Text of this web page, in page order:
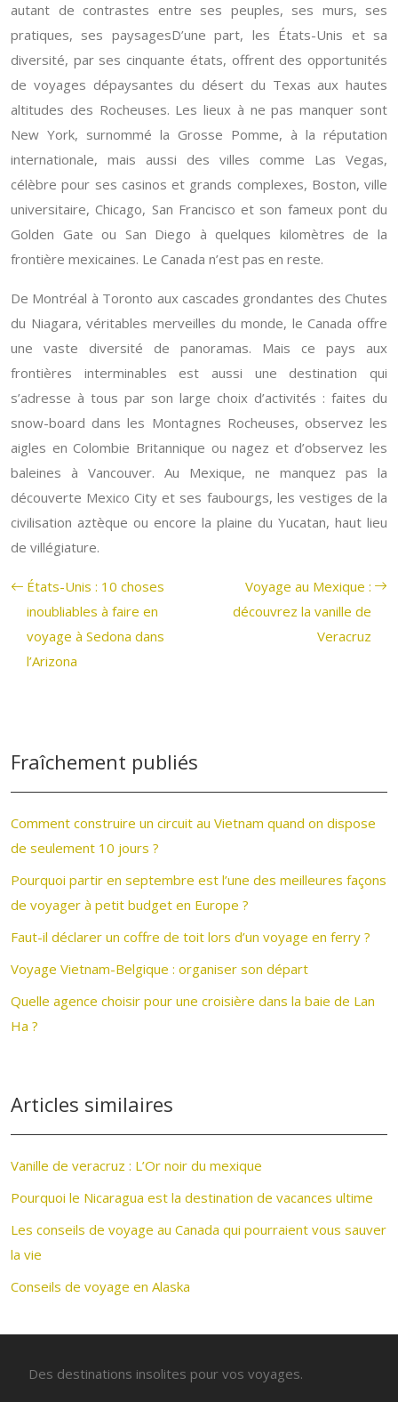
autant de contrastes entre ses peuples, ses murs, ses
pratiques, ses paysagesD’une part, les États-Unis et sa
diversité, par ses cinquante états, offrent des opportunités
de voyages dépaysantes du désert du Texas aux hautes
altitudes des Rocheuses. Les lieux à ne pas manquer sont
New York, surnommé la Grosse Pomme, à la réputation
internationale, mais aussi des villes comme Las Vegas,
célèbre pour ses casinos et grands complexes, Boston, ville
universitaire, Chicago, San Francisco et son fameux pont du
Golden Gate ou San Diego à quelques kilomètres de la
frontière mexicaines. Le Canada n’est pas en reste.
De Montréal à Toronto aux cascades grondantes des Chutes
du Niagara, véritables merveilles du monde, le Canada offre
une vaste diversité de panoramas. Mais ce pays aux
frontières interminables est aussi une destination qui
s’adresse à tous par son large choix d’activités : faites du
snow-board dans les Montagnes Rocheuses, observez les
aigles en Colombie Britannique ou nagez et d’observez les
baleines à Vancouver. Au Mexique, ne manquez pas la
découverte Mexico City et ses faubourgs, les vestiges de la
civilisation aztèque ou encore la plaine du Yucatan, haut lieu
de villégiature.
États-Unis : 10 choses
inoubliables à faire en
voyage à Sedona dans
l’Arizona
Voyage au Mexique :
découvrez la vanille de
Veracruz
Fraîchement publiés
Comment construire un circuit au Vietnam quand on dispose
de seulement 10 jours ?
Pourquoi partir en septembre est l’une des meilleures façons
de voyager à petit budget en Europe ?
Faut-il déclarer un coffre de toit lors d’un voyage en ferry ?
Voyage Vietnam-Belgique : organiser son départ
Quelle agence choisir pour une croisière dans la baie de Lan
Ha ?
Articles similaires
Vanille de veracruz : L’Or noir du mexique
Pourquoi le Nicaragua est la destination de vacances ultime
Les conseils de voyage au Canada qui pourraient vous sauver
la vie
Conseils de voyage en Alaska
Des destinations insolites pour vos voyages.